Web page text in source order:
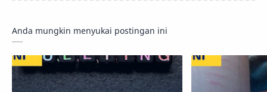
Anda mungkin menyukai postingan ini